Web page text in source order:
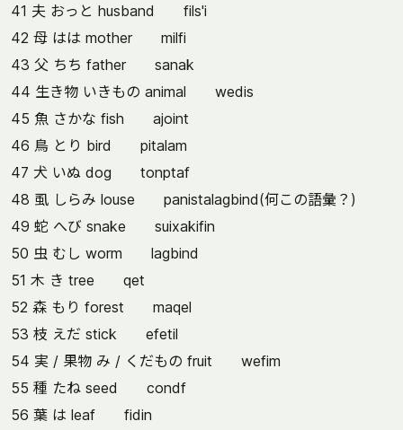
41 夫 おっと husband fils'i
42 母 はは mother milfi
43 父 ちち father sanak
44 生き物 いきもの animal wedis
45 魚 さかな fish ajoint
46 鳥 とり bird pitalam
47 犬 いぬ dog tonptaf
48 虱 しらみ louse panistalagbind(何この語彙？)
49 蛇 へび snake suixakifin
50 虫 むし worm lagbind
51 木 き tree qet
52 森 もり forest maqel
53 枝 えだ stick efetil
54 実 / 果物 み / くだもの fruit wefim
55 種 たね seed condf
56 葉 は leaf fidin